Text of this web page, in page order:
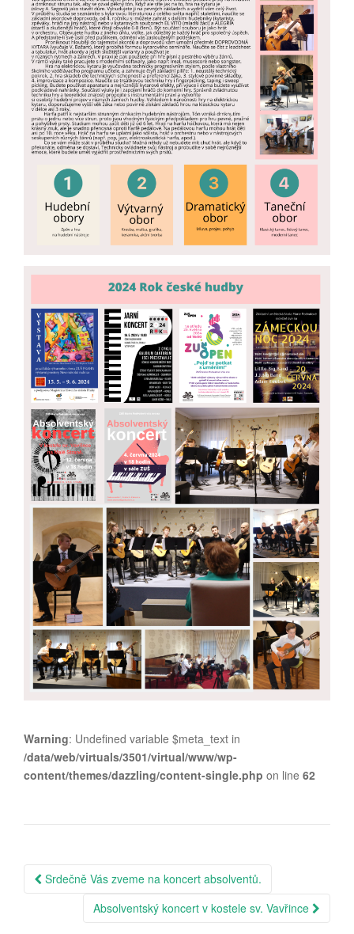
Warning: Undefined variable $meta_text in
/data/web/virtuals/3501/virtual/www/wp-
content/themes/dazzling/content-single.php on line 62
Post
navigation
Srdečně Vás zveme na koncert absolventů.
Absolventský koncert v kostele sv. Vavřince